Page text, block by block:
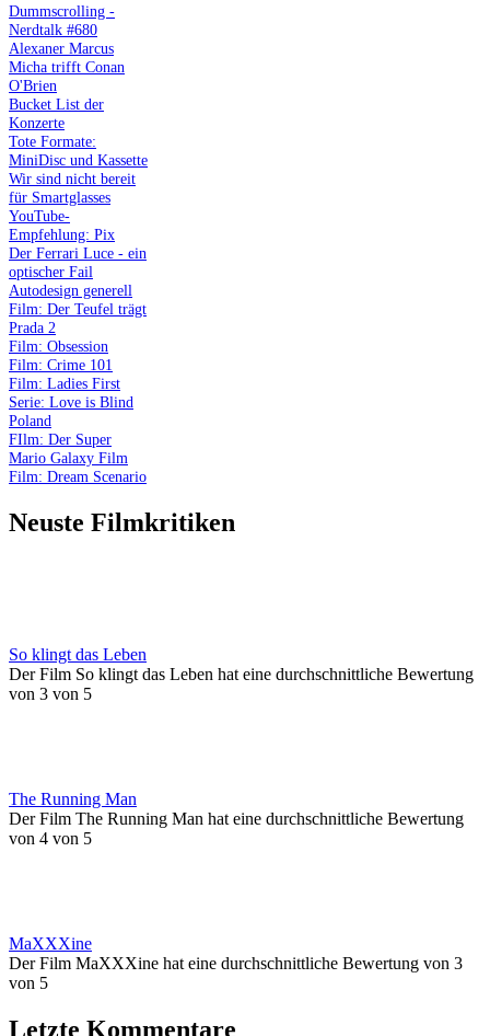
Dummscrolling -
Nerdtalk #680
Alexaner Marcus
Micha trifft Conan
O'Brien
Bucket List der
Konzerte
Tote Formate:
MiniDisc und Kassette
Wir sind nicht bereit
für Smartglasses
YouTube-
Empfehlung: Pix
Der Ferrari Luce - ein
optischer Fail
Autodesign generell
Film: Der Teufel trägt
Prada 2
Film: Obsession
Film: Crime 101
Film: Ladies First
Serie: Love is Blind
Poland
FIlm: Der Super
Mario Galaxy Film
Film: Dream Scenario
Neuste Filmkritiken
So klingt das Leben
Der Film So klingt das Leben hat eine durchschnittliche Bewertung
von 3 von 5
The Running Man
Der Film The Running Man hat eine durchschnittliche Bewertung
von 4 von 5
MaXXXine
Der Film MaXXXine hat eine durchschnittliche Bewertung von 3
von 5
Letzte Kommentare